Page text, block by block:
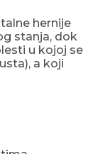
hernije
stanja, dok
u kojoj se
a koji